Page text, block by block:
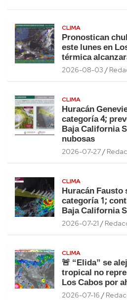
CLIMA
Pronostican
este lunes en
térmica
2026-08-03
CLIMA
Huracán
categoría 4;
Baja California
nubosas
2026-07-27
CLIMA
Huracán
categoría 1;
Baja California
2026-07-21
CLIMA
🚨 “Elida” se
tropical no
Los Cabos por
2026-07-16